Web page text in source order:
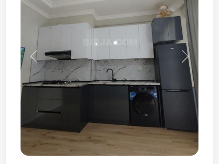
Prev Next